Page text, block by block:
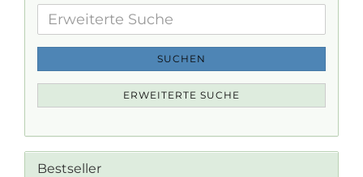
Erweiterte
Suche
SUCHEN
ERWEITERTE SUCHE
Bestseller